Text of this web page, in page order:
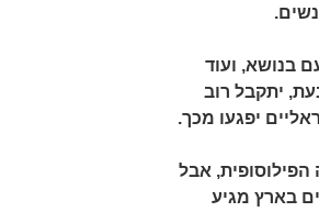
בנושא, ועוד
יתקבל רוב
אבל
בארץ מגיע